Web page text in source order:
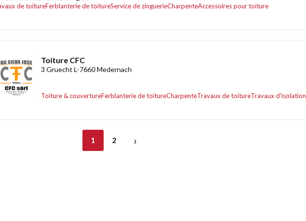
de toitureFerblanterie de toitureService de zinguerieCharpenteAccessoires pour toiture
Toiture CFC
3 Gruecht L-7660 Medernach
Toiture & couvertureFerblanterie de toitureCharpenteTravaux de toitureTravaux d'isolation
1 2 ›